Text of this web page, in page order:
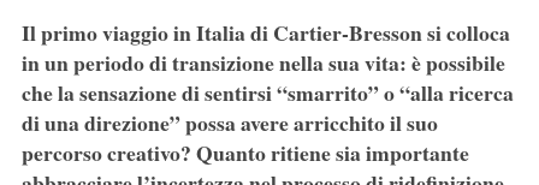
Il primo viaggio in Italia di Cartier-Bresson si colloca
in un periodo di transizione nella sua vita: è possibile
che la sensazione di sentirsi “smarrito” o “alla ricerca
di una direzione” possa avere arricchito il suo
percorso creativo? Quanto ritiene sia importante